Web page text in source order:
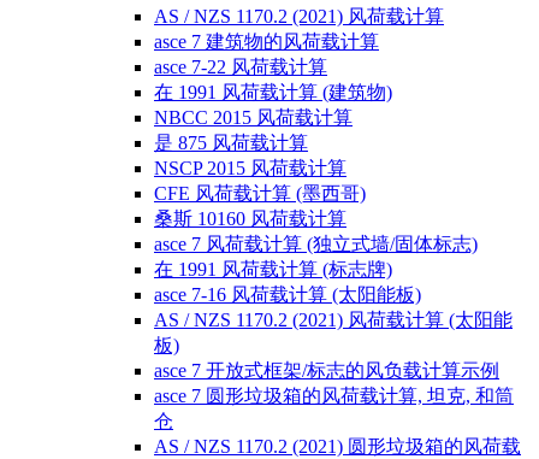
AS / NZS 1170.2 (2021) 风荷载计算
asce 7 建筑物的风荷载计算
asce 7-22 风荷载计算
在 1991 风荷载计算 (建筑物)
NBCC 2015 风荷载计算
是 875 风荷载计算
NSCP 2015 风荷载计算
CFE 风荷载计算 (墨西哥)
桑斯 10160 风荷载计算
asce 7 风荷载计算 (独立式墙/固体标志)
在 1991 风荷载计算 (标志牌)
asce 7-16 风荷载计算 (太阳能板)
AS / NZS 1170.2 (2021) 风荷载计算 (太阳能
板)
asce 7 开放式框架/标志的风负载计算示例
asce 7 圆形垃圾箱的风荷载计算, 坦克, 和筒
仓
AS / NZS 1170.2 (2021) 圆形垃圾箱的风荷载